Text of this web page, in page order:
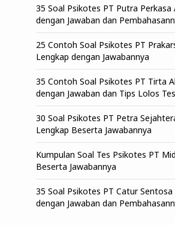
35 Soal Psikotes PT Putra Perkasa
dengan Jawaban dan
25 Contoh Soal Psikotes PT
Lengkap dengan Jawabannya
35 Contoh Soal Psikotes PT Tirta
dengan Jawaban dan Tips Lolos
30 Soal Psikotes PT Petra
Lengkap Beserta Jawabannya
Kumpulan Soal Tes Psikotes PT
Beserta Jawabannya
35 Soal Psikotes PT Catur Sentosa
dengan Jawaban dan